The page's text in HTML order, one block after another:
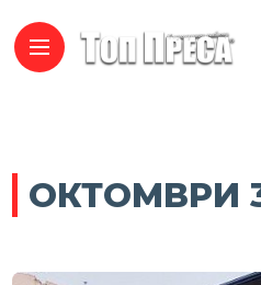
ОКТОМВРИ